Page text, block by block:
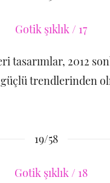
tasarımlar, 2012
trendlerinden
19/58